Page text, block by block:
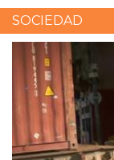
SOCIEDAD